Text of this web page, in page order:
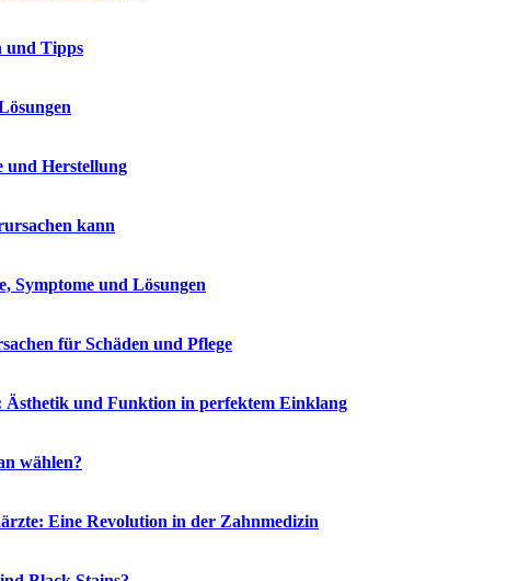
und Tipps
und Herstellung
kann
Symptome und Lösungen
für Schäden und Pflege
und Funktion in perfektem Einklang
wählen?
Eine Revolution in der Zahnmedizin